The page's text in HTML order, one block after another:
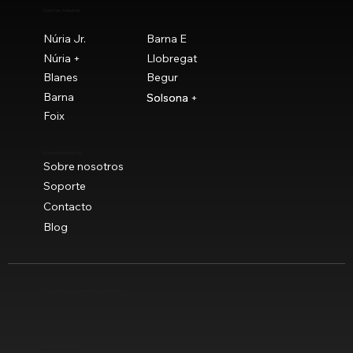
Núria Jr.
Barna E
Núria +
Llobregat
Blanes
Begur
Barna
Solsona
Foix
Solsona +
Sobre nosotros
Soporte
Contacto
Blog